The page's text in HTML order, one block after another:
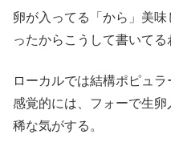
卵が入ってる「から」美
ったからこうして書いて
ローカルでは結構ポピュラ
感覚的には、フォーで生
稀な気がする。